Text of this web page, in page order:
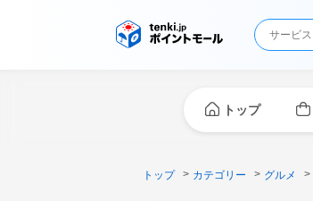
トップ
トップ カテゴリー グルメ